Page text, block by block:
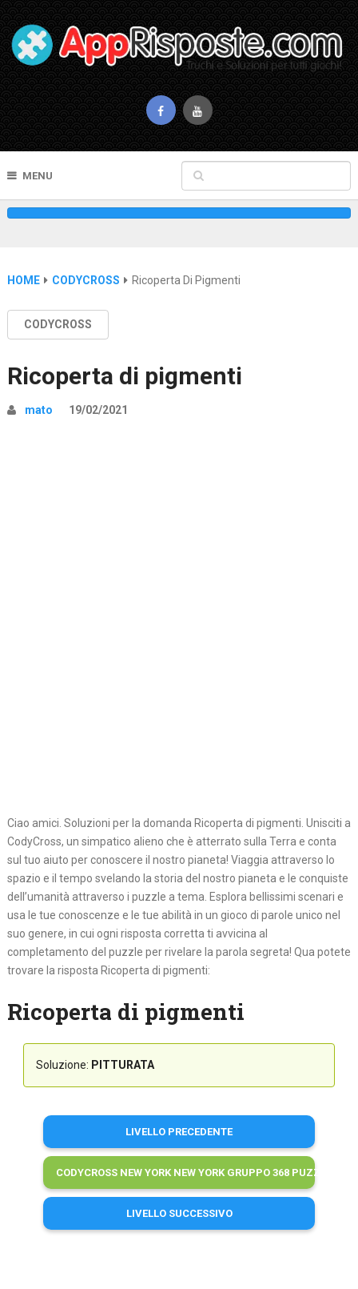
MENU
HOME CODYCROSS Ricoperta Di Pigmenti
CODYCROSS
Ricoperta di pigmenti
mato 19/02/2021
Ciao amici. Soluzioni per la domanda Ricoperta di pigmenti. Unisciti a
CodyCross, un simpatico alieno che è atterrato sulla Terra e conta
sul tuo aiuto per conoscere il nostro pianeta! Viaggia attraverso lo
spazio e il tempo svelando la storia del nostro pianeta e le conquiste
dell’umanità attraverso i puzzle a tema. Esplora bellissimi scenari e
usa le tue conoscenze e le tue abilità in un gioco di parole unico nel
suo genere, in cui ogni risposta corretta ti avvicina al
completamento del puzzle per rivelare la parola segreta! Qua potete
trovare la risposta Ricoperta di pigmenti:
Ricoperta di pigmenti
Soluzione: PITTURATA
LIVELLO PRECEDENTE
CODYCROSS NEW YORK NEW YORK GRUPPO 368 PUZZLE 4
LIVELLO SUCCESSIVO